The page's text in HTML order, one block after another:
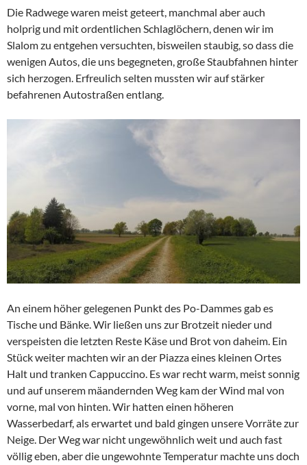
Die Radwege waren meist geteert, manchmal aber auch
holprig und mit ordentlichen Schlaglöchern, denen wir im
Slalom zu entgehen versuchten, bisweilen staubig, so dass die
wenigen Autos, die uns begegneten, große Staubfahnen hinter
sich herzogen. Erfreulich selten mussten wir auf stärker
befahrenen Autostraßen entlang.
An einem höher gelegenen Punkt des Po-Dammes gab es
Tische und Bänke. Wir ließen uns zur Brotzeit nieder und
verspeisten die letzten Reste Käse und Brot von daheim. Ein
Stück weiter machten wir an der Piazza eines kleinen Ortes
Halt und tranken Cappuccino. Es war recht warm, meist sonnig
und auf unserem mäandernden Weg kam der Wind mal von
vorne, mal von hinten. Wir hatten einen höheren
Wasserbedarf, als erwartet und bald gingen unsere Vorräte zur
Neige. Der Weg war nicht ungewöhnlich weit und auch fast
völlig eben, aber die ungewohnte Temperatur machte uns doch